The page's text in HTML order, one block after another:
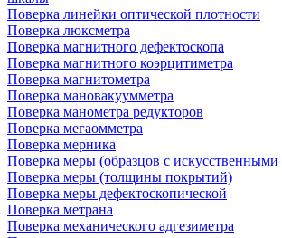
Поверка линейки оптической плотности
Поверка люксметра
Поверка магнитного дефектоскопа
Поверка магнитного коэрцитиметра
Поверка магнитометра
Поверка мановакуумметра
Поверка манометра редукторов
Поверка мегаомметра
Поверка мерника
Поверка меры (образцов с искусственными
Поверка меры (толщины покрытий)
Поверка меры дефектоскопической
Поверка метрана
Поверка механического адгезиметра